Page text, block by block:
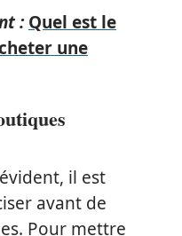
: Quel est le
une
il est
avant de
Pour mettre